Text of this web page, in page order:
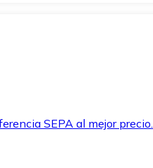
SEPA al mejor precio.